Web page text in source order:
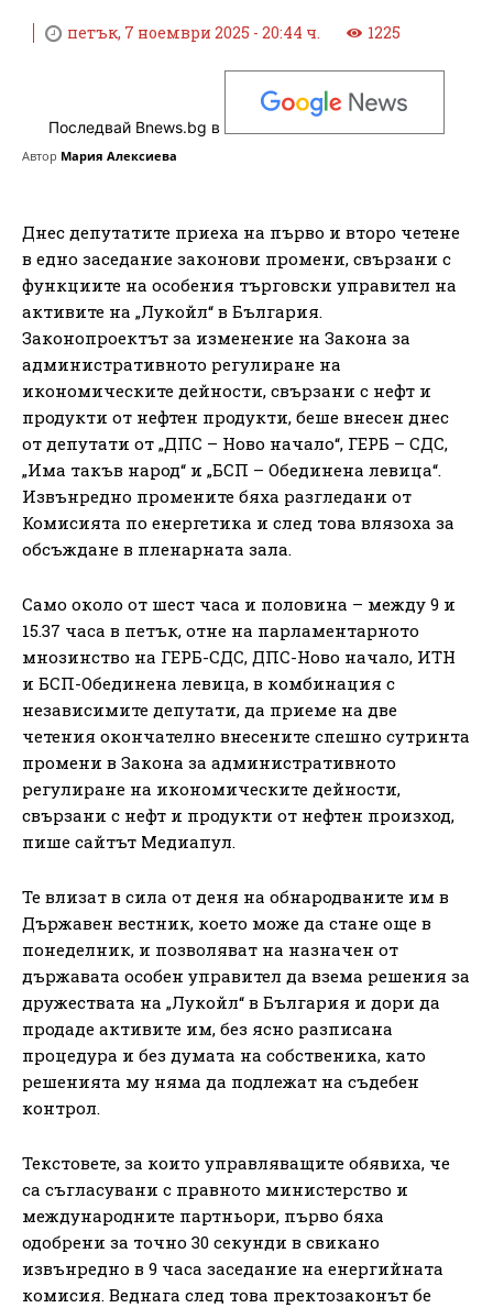
петък, 7 ноември 2025 - 20:44 ч. 1225
Последвай Bnews.bg в
Автор Мария Алексиева
Днес депутатите приеха на първо и второ четене
в едно заседание законови промени, свързани с
функциите на особения търговски управител на
активите на „Лукойл“ в България.
Законопроектът за изменение на Закона за
административното регулиране на
икономическите дейности, свързани с нефт и
продукти от нефтен продукти, беше внесен днес
от депутати от „ДПС – Ново начало“, ГЕРБ – СДС,
„Има такъв народ“ и „БСП – Обединена левица“.
Извънредно промените бяха разгледани от
Комисията по енергетика и след това влязоха за
обсъждане в пленарната зала.
Само около от шест часа и половина – между 9 и
15.37 часа в петък, отне на парламентарното
мнозинство на ГЕРБ-СДС, ДПС-Ново начало, ИТН
и БСП-Обединена левица, в комбинация с
независимите депутати, да приеме на две
четения окончателно внесените спешно сутринта
промени в Закона за административното
регулиране на икономическите дейности,
свързани с нефт и продукти от нефтен произход,
пише сайтът Медиапул.
Те влизат в сила от деня на обнародваните им в
Държавен вестник, което може да стане още в
понеделник, и позволяват на назначен от
държавата особен управител да взема решения за
дружествата на „Лукойл“ в България и дори да
продаде активите им, без ясно разписана
процедура и без думата на собственика, като
решенията му няма да подлежат на съдебен
контрол.
Текстовете, за които управляващите обявиха, че
са съгласувани с правното министерство и
международните партньори, първо бяха
одобрени за точно 30 секунди в свикано
извънредно в 9 часа заседание на енергийната
комисия. Веднага след това пректозаконът бе